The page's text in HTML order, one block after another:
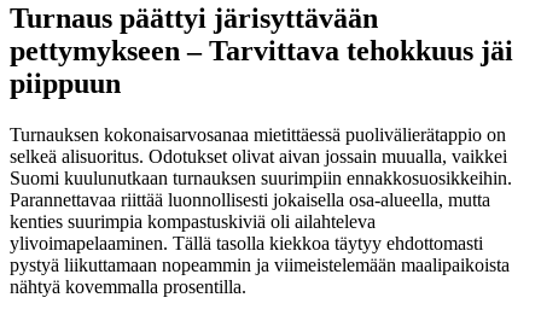
Turnaus päättyi järisyttävään
pettymykseen – Tarvittava tehokkuus jäi
piippuun
Turnauksen kokonaisarvosanaa mietittäessä puolivälierätappio on
selkeä alisuoritus. Odotukset olivat aivan jossain muualla, vaikkei
Suomi kuulunutkaan turnauksen suurimpiin ennakkosuosikkeihin.
Parannettavaa riittää luonnollisesti jokaisella osa-alueella, mutta
kenties suurimpia kompastuskiviä oli ailahteleva
ylivoimapelaaminen. Tällä tasolla kiekkoa täytyy ehdottomasti
pystyä liikuttamaan nopeammin ja viimeistelemään maalipaikoista
nähtyä kovemmalla prosentilla.